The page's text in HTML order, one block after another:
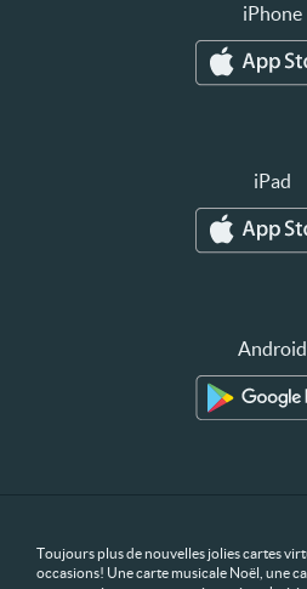
iPhone
iPad
Android
Toujours plus de nouvelles jolies cartes
occasions! Une carte musicale Noël, une